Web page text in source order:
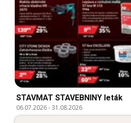
STAVMAT STAVEBNINY leták
06.07.2026-31.08.2026